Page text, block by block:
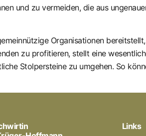
und zu vermeiden, die aus
Organisationen
zu profitieren, stellt eine
Stolpersteine zu umgehen. So
Links